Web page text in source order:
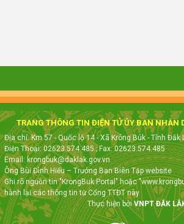
TRANG THÔNG TIN ĐIỆN TỬ ỦY BAN NHÂN
Địa chỉ: Km 57 - Quốc lộ 14 - Xã Krông Búk - Tỉnh Đắk
Điện Thoại: 02623.574.485; Fax:02623.574.485
Email: krongbuk@daklak.gov.vn
Ông Bùi Đình Hiếu – Trưởng Ban Biên Tập website
Ghi rõ nguồn tin "KrongBuk Portal" hoặc
hành lại các thông tin từ Cổng TTĐT này
Thực hiện bởiVNPT ĐẮK